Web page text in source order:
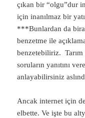
çıkan bir “olgu”dur
için inanılmaz bir
***Bunlardan da
benzetme ile
benzetebiliriz. Tarım
soruların yanıtını
anlayabilirsiniz
Ancak internet için
elbette. Ve işte bu